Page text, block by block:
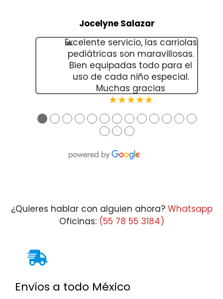
Jocelyne Salazar
Excelente servicio, las carriolas
pediátricas son maravillosas.
Bien equipadas todo para el
uso de cada niño especial.
Muchas gracias
★★★★★
●●●●●●●●●●●●●
●●●
¿Quieres hablar con alguien ahora? Whatsapp
Oficinas: (55 78 55 3184)
Envíos a todo México